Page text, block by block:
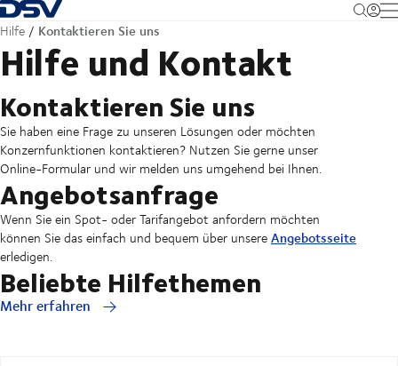
Zurück zur Startseite
Hilfe Kontaktieren Sie uns
Hilfe und Kontakt
Kontaktieren Sie uns
Sie haben eine Frage zu unseren Lösungen oder möchten
Konzernfunktionen kontaktieren? Nutzen Sie gerne unser
Online-Formular und wir melden uns umgehend bei Ihnen.
Angebotsanfrage
Wenn Sie ein Spot- oder Tarifangebot anfordern möchten
können Sie das einfach und bequem über unsereAngebotsseite
erledigen.
Beliebte Hilfethemen
Mehr erfahren